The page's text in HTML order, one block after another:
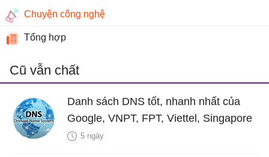
Chuyện công nghệ
Tổng hợp
Cũ vẫn chất
Danh sách DNS tốt, nhanh nhất của
Google, VNPT, FPT, Viettel, Singapore
5 ngày